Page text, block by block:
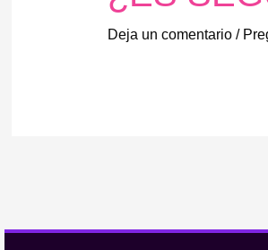
Deja un comentario /